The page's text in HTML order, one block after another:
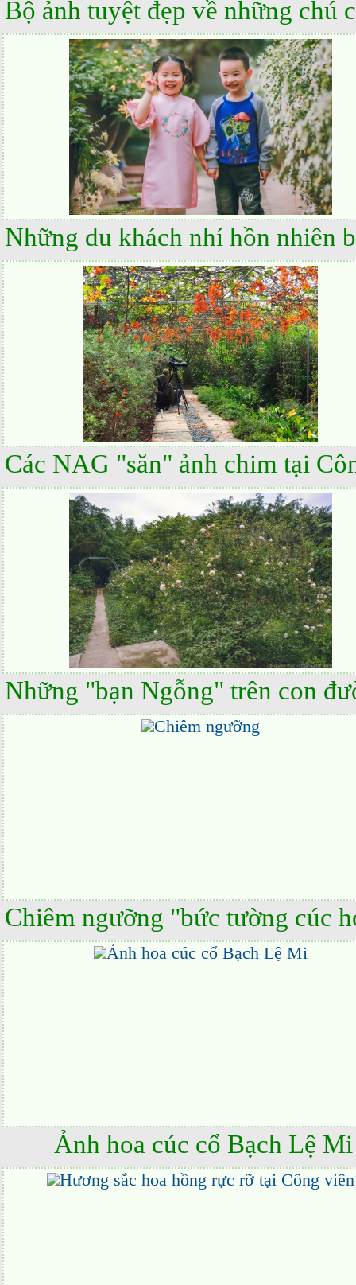
Ảnh hoa cúc cổ Bạch Lệ Mi